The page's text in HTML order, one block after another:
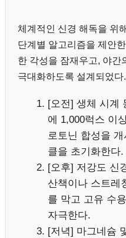
체계적인 신경 해독을 위
단계별 알고리즘을 제안
한 각성을 잠재우고, 야간
극대화하도록 설계되었다.
[오전] 생체 시계
에 1,000럭스 이
로토닌 합성을 개
클을 초기화한다.
[오후] 저강도 신
산책이나 스트레
를 막고 고유 수
자극한다.
[저녁] 마그네슘